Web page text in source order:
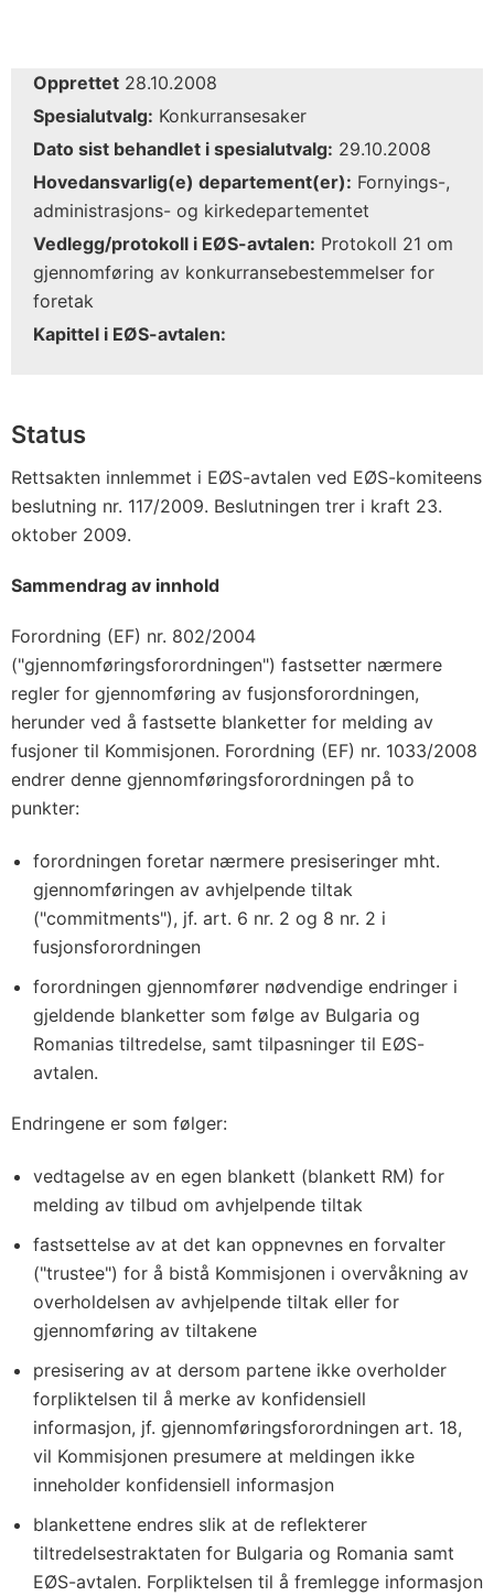
Opprettet 28.10.2008
Spesialutvalg: Konkurransesaker
Dato sist behandlet i spesialutvalg: 29.10.2008
Hovedansvarlig(e) departement(er): Fornyings-,
administrasjons- og kirkedepartementet
Vedlegg/protokoll i EØS-avtalen: Protokoll 21 om
gjennomføring av konkurransebestemmelser for
foretak
Kapittel i EØS-avtalen:
Status
Rettsakten innlemmet i EØS-avtalen ved EØS-komiteens
beslutning nr. 117/2009. Beslutningen trer i kraft 23.
oktober 2009.
Sammendrag av innhold
Forordning (EF) nr. 802/2004
("gjennomføringsforordningen") fastsetter nærmere
regler for gjennomføring av fusjonsforordningen,
herunder ved å fastsette blanketter for melding av
fusjoner til Kommisjonen. Forordning (EF) nr. 1033/2008
endrer denne gjennomføringsforordningen på to
punkter:
forordningen foretar nærmere presiseringer mht.
gjennomføringen av avhjelpende tiltak
("commitments"), jf. art. 6 nr. 2 og 8 nr. 2 i
fusjonsforordningen
forordningen gjennomfører nødvendige endringer i
gjeldende blanketter som følge av Bulgaria og
Romanias tiltredelse, samt tilpasninger til EØS-
avtalen.
Endringene er som følger:
vedtagelse av en egen blankett (blankett RM) for
melding av tilbud om avhjelpende tiltak
fastsettelse av at det kan oppnevnes en forvalter
("trustee") for å bistå Kommisjonen i overvåkning av
overholdelsen av avhjelpende tiltak eller for
gjennomføring av tiltakene
presisering av at dersom partene ikke overholder
forpliktelsen til å merke av konfidensiell
informasjon, jf. gjennomføringsforordningen art. 18,
vil Kommisjonen presumere at meldingen ikke
inneholder konfidensiell informasjon
blankettene endres slik at de reflekterer
tiltredelsestraktaten for Bulgaria og Romania samt
EØS-avtalen. Forpliktelsen til å fremlegge informasjon